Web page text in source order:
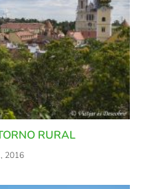
RURAL
2016